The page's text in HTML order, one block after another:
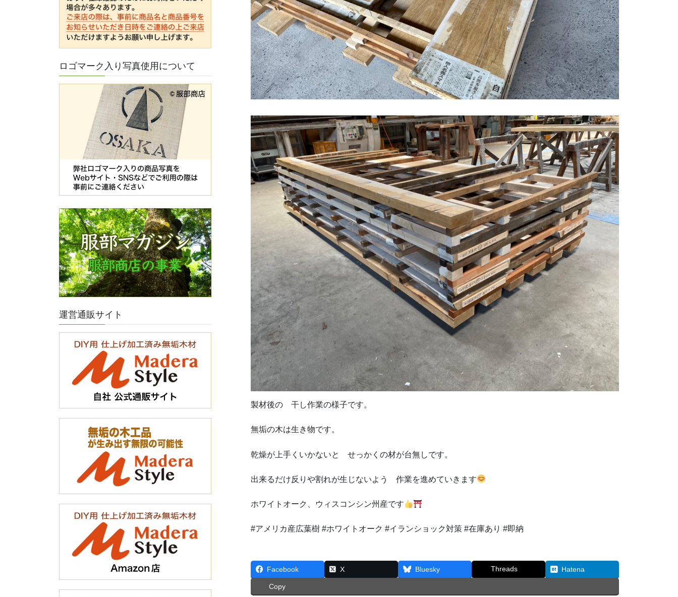
製材後の 干し作業の様子です。
無垢の木は生き物です。
乾燥が上手くいかないと せっかくの材が台無しです。
出来るだけ反りや割れが生じないよう 作業を進めていきます
ホワイトオーク、ウィスコンシン州産です
#アメリカ産広葉樹 #ホワイトオーク #イランショック対策 #在庫あり #即納
Facebook X Bluesky Threads Hatena
Copy
ロゴマーク入り写真使用について
運営通販サイト